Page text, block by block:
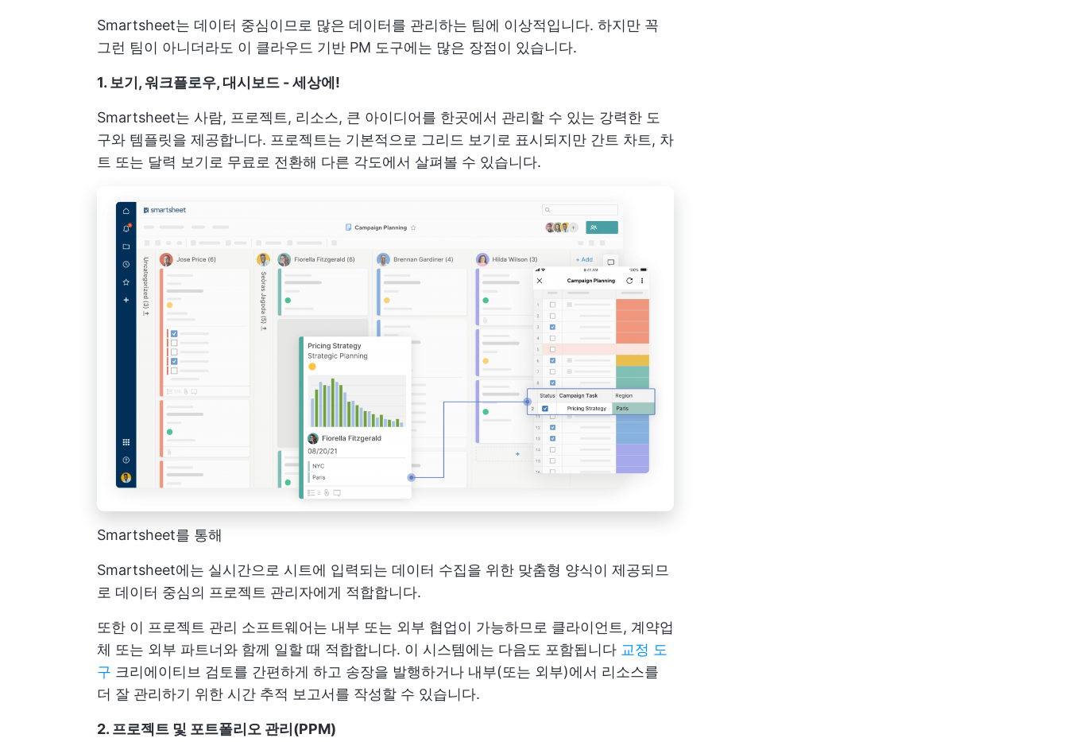
Smartsheet는 데이터 중심이므로 많은 데이터를 관리하는 팀에 이상적입니다. 하지만 꼭
그런 팀이 아니더라도 이 클라우드 기반 PM 도구에는 많은 장점이 있습니다.
1. 보기, 워크플로우, 대시보드 - 세상에!
Smartsheet는 사람, 프로젝트, 리소스, 큰 아이디어를 한곳에서 관리할 수 있는 강력한 도
구와 템플릿을 제공합니다. 프로젝트는 기본적으로 그리드 보기로 표시되지만 간트 차트, 차
트 또는 달력 보기로 무료로 전환해 다른 각도에서 살펴볼 수 있습니다.
Smartsheet를 통해
Smartsheet에는 실시간으로 시트에 입력되는 데이터 수집을 위한 맞춤형 양식이 제공되므
로 데이터 중심의 프로젝트 관리자에게 적합합니다.
또한 이 프로젝트 관리 소프트웨어는 내부 또는 외부 협업이 가능하므로 클라이언트, 계약업
체 또는 외부 파트너와 함께 일할 때 적합합니다. 이 시스템에는 다음도 포함됩니다 교정 도
구 크리에이티브 검토를 간편하게 하고 송장을 발행하거나 내부(또는 외부)에서 리소스를
더 잘 관리하기 위한 시간 추적 보고서를 작성할 수 있습니다.
2. 프로젝트 및 포트폴리오 관리(PPM)